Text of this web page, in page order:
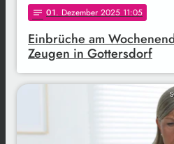
notes 01. Dezember 2025 11:05
Einbrüche am
Zeugen in Gottersdorf